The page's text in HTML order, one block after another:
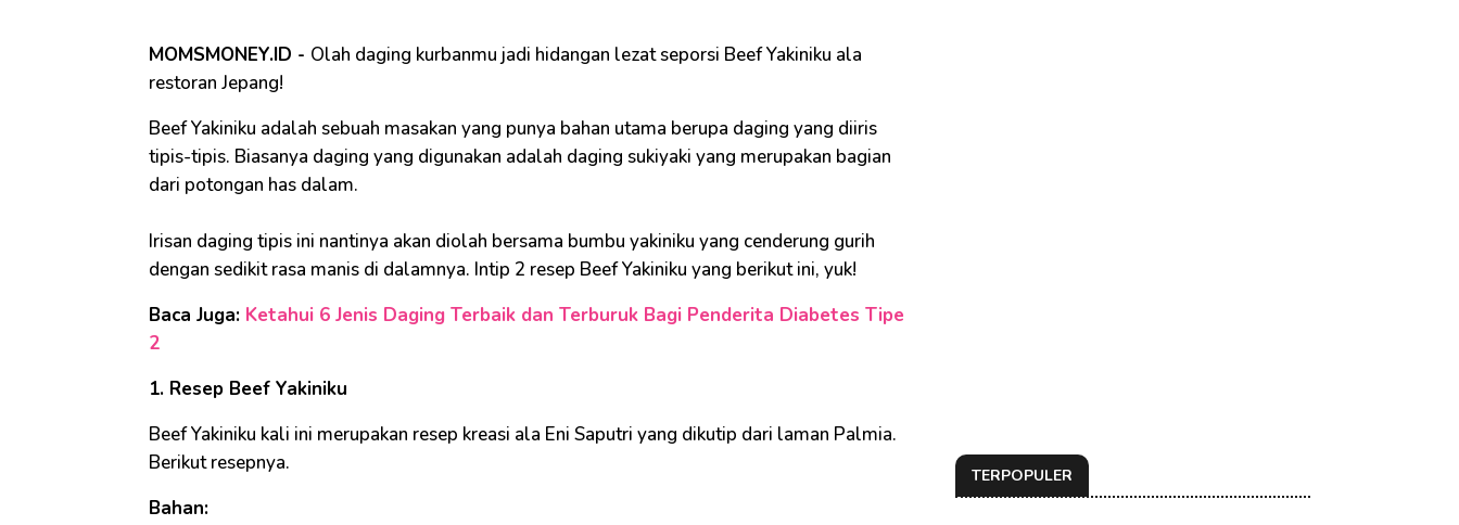
MOMSMONEY.ID - Olah daging kurbanmu jadi hidangan lezat seporsi Beef Yakiniku ala
restoran Jepang!
Beef Yakiniku adalah sebuah masakan yang punya bahan utama berupa daging yang diiris
tipis-tipis. Biasanya daging yang digunakan adalah daging sukiyaki yang merupakan bagian
dari potongan has dalam.
Irisan daging tipis ini nantinya akan diolah bersama bumbu yakiniku yang cenderung gurih
dengan sedikit rasa manis di dalamnya. Intip 2 resep Beef Yakiniku yang berikut ini, yuk!
Baca Juga: Ketahui 6 Jenis Daging Terbaik dan Terburuk Bagi Penderita Diabetes Tipe
2
1. Resep Beef Yakiniku
Beef Yakiniku kali ini merupakan resep kreasi ala Eni Saputri yang dikutip dari laman Palmia.
Berikut resepnya.
Bahan:
TERPOPULER